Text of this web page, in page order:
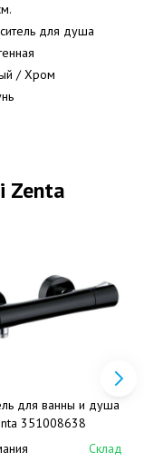
для душа
/ Хром
Zenta
для ванны и душа
351008638
Склад